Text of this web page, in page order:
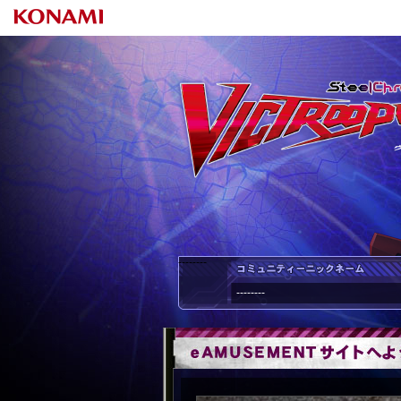
--------
--------